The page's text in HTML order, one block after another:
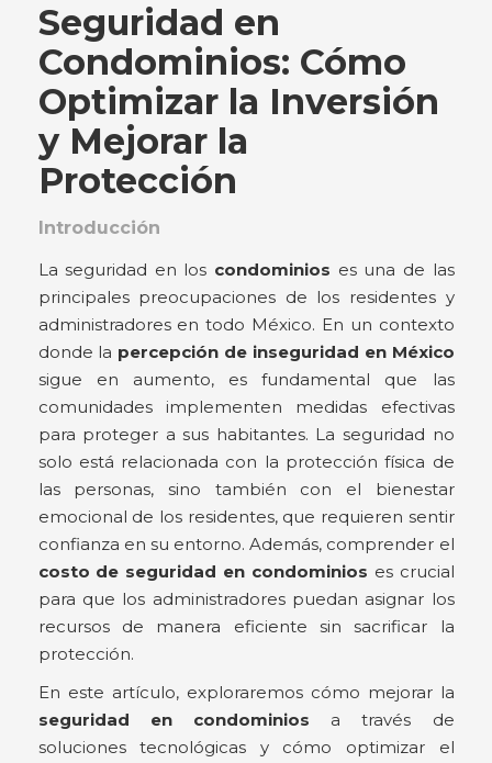
Seguridad en
Condominios: Cómo
Optimizar la Inversión
y Mejorar la
Protección
Introducción
La seguridad en los condominios es una de las
principales preocupaciones de los residentes y
administradores en todo México. En un contexto
donde la percepción de inseguridad en México
sigue en aumento, es fundamental que las
comunidades implementen medidas efectivas
para proteger a sus habitantes. La seguridad no
solo está relacionada con la protección física de
las personas, sino también con el bienestar
emocional de los residentes, que requieren sentir
confianza en su entorno. Además, comprender el
costo de seguridad en condominios es crucial
para que los administradores puedan asignar los
recursos de manera eficiente sin sacrificar la
protección.
En este artículo, exploraremos cómo mejorar la
seguridad en condominios a través de
soluciones tecnológicas y cómo optimizar el